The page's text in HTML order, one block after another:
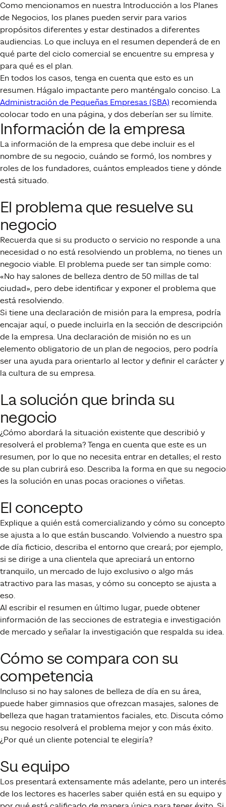
Como mencionamos en nuestra Introducción a los Planes
de Negocios, los planes pueden servir para varios
propósitos diferentes y estar destinados a diferentes
audiencias. Lo que incluya en el resumen dependerá de en
qué parte del ciclo comercial se encuentre su empresa y
para qué es el plan.
En todos los casos, tenga en cuenta que esto es un
resumen. Hágalo impactante pero manténgalo conciso. La
Administración de Pequeñas Empresas (SBA) recomienda
colocar todo en una página, y dos deberían ser su límite.
Información de la empresa
La información de la empresa que debe incluir es el
nombre de su negocio, cuándo se formó, los nombres y
roles de los fundadores, cuántos empleados tiene y dónde
está situado.
El problema que resuelve su
negocio
Recuerda que si su producto o servicio no responde a una
necesidad o no está resolviendo un problema, no tienes un
negocio viable. El problema puede ser tan simple como:
«No hay salones de belleza dentro de 50 millas de tal
ciudad», pero debe identificar y exponer el problema que
está resolviendo.
Si tiene una declaración de misión para la empresa, podría
encajar aquí, o puede incluirla en la sección de descripción
de la empresa. Una declaración de misión no es un
elemento obligatorio de un plan de negocios, pero podría
ser una ayuda para orientarlo al lector y definir el carácter y
la cultura de su empresa.
La solución que brinda su
negocio
¿Cómo abordará la situación existente que describió y
resolverá el problema? Tenga en cuenta que este es un
resumen, por lo que no necesita entrar en detalles; el resto
de su plan cubrirá eso. Describa la forma en que su negocio
es la solución en unas pocas oraciones o viñetas.
El concepto
Explique a quién está comercializando y cómo su concepto
se ajusta a lo que están buscando. Volviendo a nuestro spa
de día ficticio, describa el entorno que creará; por ejemplo,
si se dirige a una clientela que apreciará un entorno
tranquilo, un mercado de lujo exclusivo o algo más
atractivo para las masas, y cómo su concepto se ajusta a
eso.
Al escribir el resumen en último lugar, puede obtener
información de las secciones de estrategia e investigación
de mercado y señalar la investigación que respalda su idea.
Cómo se compara con su
competencia
Incluso si no hay salones de belleza de día en su área,
puede haber gimnasios que ofrezcan masajes, salones de
belleza que hagan tratamientos faciales, etc. Discuta cómo
su negocio resolverá el problema mejor y con más éxito.
¿Por qué un cliente potencial te elegiría?
Su equipo
Los presentará extensamente más adelante, pero un interés
de los lectores es hacerles saber quién está en su equipo y